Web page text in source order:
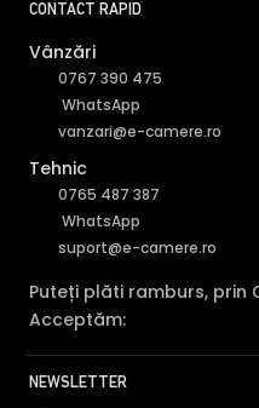
CONTACT RAPID
Vânzări
0767 390 475
WhatsApp
vanzari@e-camere.ro
Tehnic
0765 487 387
WhatsApp
suport@e-camere.ro
Puteți plăti ramburs, prin
Acceptăm:
NEWSLETTER